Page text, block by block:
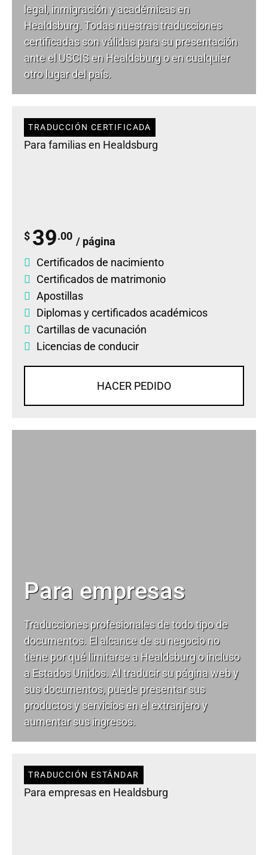
legal, inmigración y académicas en
Healdsburg. Todas nuestras traducciones
certificadas son válidas para su presentación
ante el USCIS en Healdsburg o en cualquier
otro lugar del país.
TRADUCCIÓN CERTIFICADA
Para familias en Healdsburg
$ 39.00 / página
Certificados de nacimiento
Certificados de matrimonio
Apostillas
Diplomasycertificados académicos
Cartillas de vacunación
Licencias de conducir
HACER PEDIDO
Para empresas
Traducciones profesionales de todo tipo de
documentos. El alcance de su negocio no
tiene por qué limitarse a Healdsburg o incluso
a Estados Unidos. Al traducir su página web y
sus documentos, puede presentar sus
productos y servicios en el extranjero y
aumentar sus ingresos.
TRADUCCIÓN ESTÁNDAR
Para empresas en Healdsburg